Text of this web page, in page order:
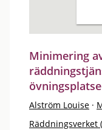
Minimering
Alström Louise ·
Räddningsverket